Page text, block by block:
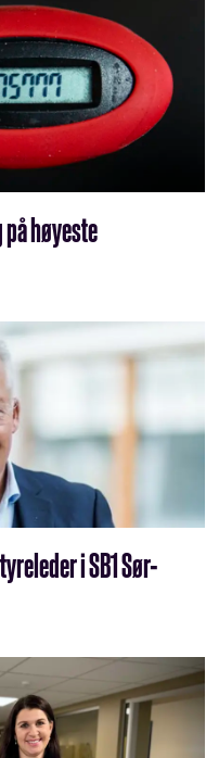
høyeste
i SB1 Sør-